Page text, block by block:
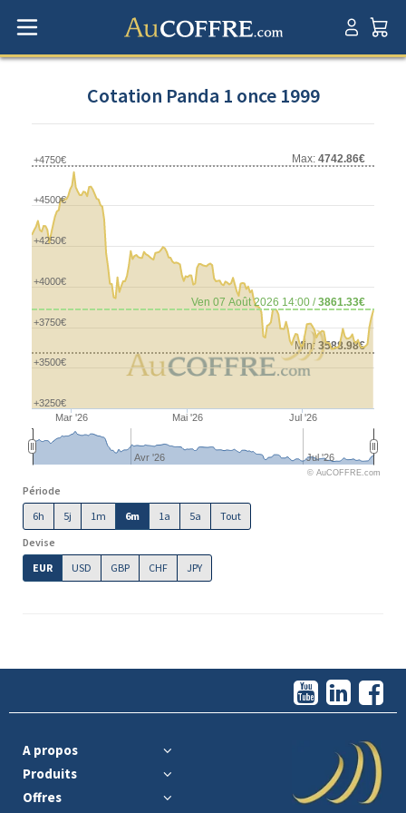
Cotation Panda 1 once 1999
Min: 3588.98€
Max: 4742.86€
Ven 07 Août 2026 14:00 /3861.33€
Mar '26 Mai '26 Jul '26
Avr '26 Jul '26
+3250€
+3500€
+3750€
+4000€
+4250€
+4500€
+4750€
© AuCOFFRE.com
Période
6h
5j 1m 6m 1a 5a
Tout
Devise
EUR
USD GBP CHF JPY
A propos
Produits
Offres